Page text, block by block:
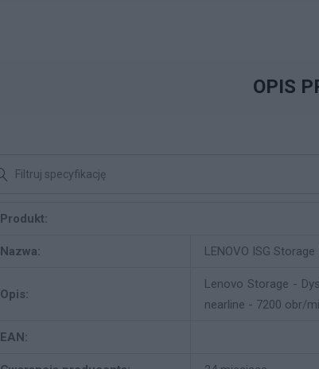
OPIS
Produkt:
Nazwa: LENOVO ISG
Opis:
Lenovo Storage -
nearline - 7200 obr/
EAN: